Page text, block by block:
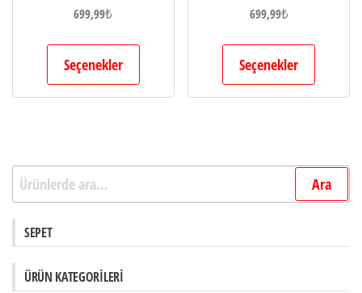
699,99₺
Seçenekler
699,99₺
Seçenekler
Ara: Ara
SEPET
ÜRÜN KATEGORILERI